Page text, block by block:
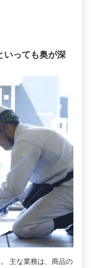
いっても奥が深
主な業務は、商品の